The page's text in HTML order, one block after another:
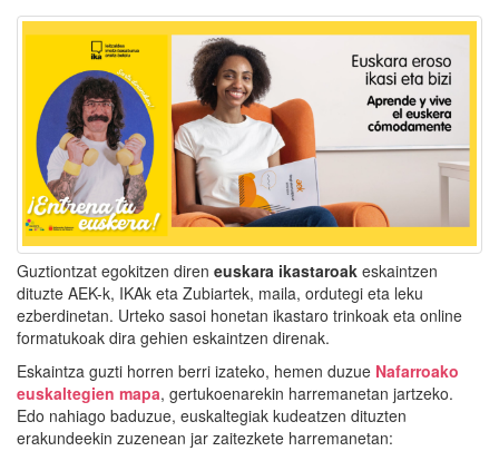
Guztiontzat egokitzen diren euskara ikastaroak eskaintzen
dituzte AEK-k, IKAk eta Zubiartek, maila, ordutegi eta leku
ezberdinetan. Urteko sasoi honetan ikastaro trinkoak eta online
formatukoak dira gehien eskaintzen direnak.
Eskaintza guzti horren berri izateko, hemen duzue Nafarroako
euskaltegien mapa, gertukoenarekin harremanetan jartzeko.
Edo nahiago baduzue, euskaltegiak kudeatzen dituzten
erakundeekin zuzenean jar zaitezkete harremanetan: